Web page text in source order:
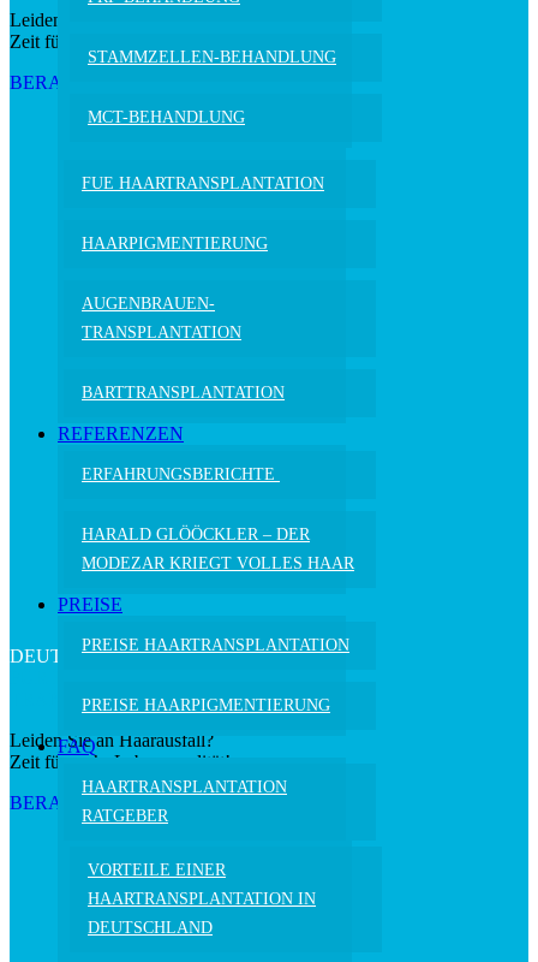
STAMMZELLEN-BEHANDLUNG
MCT-BEHANDLUNG
FUE HAAR­TRANS­PLANTATION
HAARPIGMEN­TIERUNG
AUGENBRAUEN­
TRANSPLANTATION
BARTTRANS­PLANTATION
REFERENZEN
ERFAHRUNGSBERICHTE
HARALD GLÖÖCKLER – DER
MODEZAR KRIEGT VOLLES HAAR
PREISE
PREISE HAARTRANSPLANTATION
PREISE HAARPIGMENTIERUNG
FAQ
HAARTRANSPLANTATION
RATGEBER
VORTEILE EINER
HAARTRANSPLANTATION IN
DEUTSCHLAND
Leiden Sie an Haarausfall?
Zeit für mehr Lebensqualität!
BERATUNGSTERMIN VEREINBAREN
DEUTSCHLANDS NR.1
TRANSPLANTATIONEN
Leiden Sie an Haarausfall?
Zeit für mehr Lebensqualität!
BERATUNGSTERMIN VEREINBAREN